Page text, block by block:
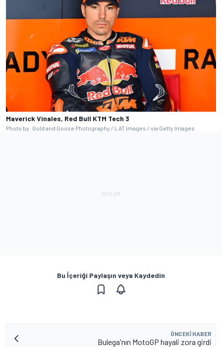
Maverick Vinales, Red Bull KTM Tech 3
Photo by: Gold and Goose Photography / LAT Images / via Getty Images
Bu İçeriği Paylaşın veya Kaydedin
ÖNCEKI HABER
Bulega'nın MotoGP hayali zora girdi